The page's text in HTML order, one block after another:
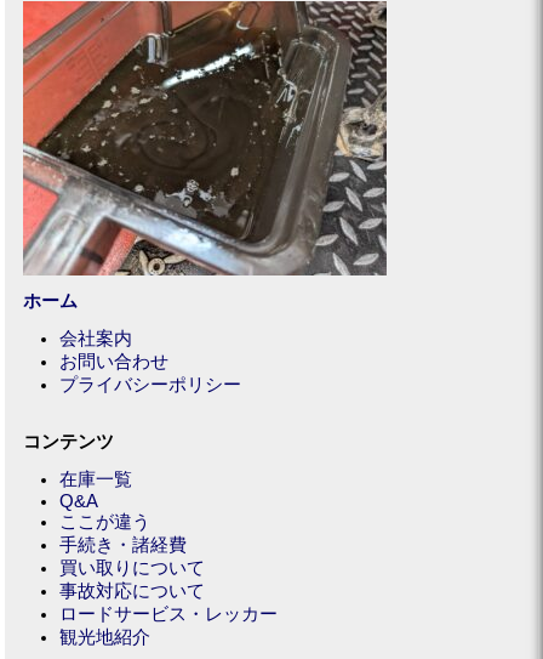
ホーム
会社案内
お問い合わせ
プライバシーポリシー
コンテンツ
在庫一覧
Q&A
ここが違う
手続き・諸経費
買い取りについて
事故対応について
ロードサービス・レッカー
観光地紹介